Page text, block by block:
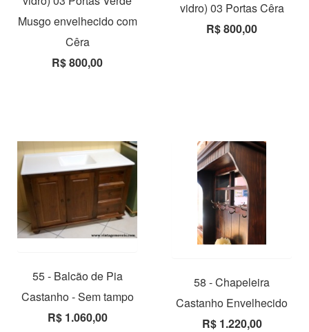
Musgo envelhecido com
Cêra
R$ 800,00
vidro) 03 Portas Cêra
R$ 800,00
55 - Balcão de Pia
Castanho - Sem tampo
R$ 1.060,00
58 - Chapeleira
Castanho Envelhecido
R$ 1.220,00